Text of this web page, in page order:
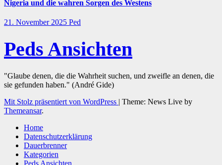
Nigeria und die wahren Sorgen des Westens
21. November 2025 Ped
Peds Ansichten
"Glaube denen, die die Wahrheit suchen, und zweifle an denen, die
sie gefunden haben." (André Gide)
Mit Stolz präsentiert von WordPress | Theme: News Live by
Themeansar.
Home
Datenschutzerklärung
Dauerbrenner
Kategorien
Peds Ansichten